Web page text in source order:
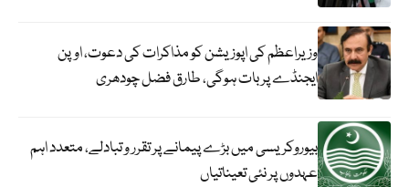
وزیراعظم کی اپوزیشن کو مذاکرات کی دعوت، اوپن
ایجنڈے پر بات ہوگی، طارق فضل چودھری
بیوروکریسی میں بڑے پیمانے پر تقرر و تبادلے، متعدد اہم
عہدوں پر نئی تعیناتیاں